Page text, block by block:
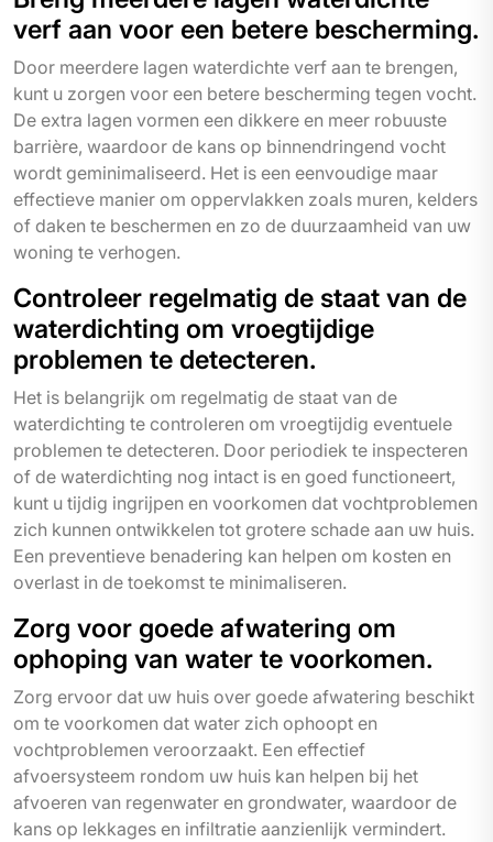
verf aan voor een betere bescherming.
Door meerdere lagen waterdichte verf aan te brengen,
kunt u zorgen voor een betere bescherming tegen vocht.
De extra lagen vormen een dikkere en meer robuuste
barrière, waardoor de kans op binnendringend vocht
wordt geminimaliseerd. Het is een eenvoudige maar
effectieve manier om oppervlakken zoals muren, kelders
of daken te beschermen en zo de duurzaamheid van uw
woning te verhogen.
Controleer regelmatig de staat van de
waterdichting om vroegtijdige
problemen te detecteren.
Het is belangrijk om regelmatig de staat van de
waterdichting te controleren om vroegtijdig eventuele
problemen te detecteren. Door periodiek te inspecteren
of de waterdichting nog intact is en goed functioneert,
kunt u tijdig ingrijpen en voorkomen dat vochtproblemen
zich kunnen ontwikkelen tot grotere schade aan uw huis.
Een preventieve benadering kan helpen om kosten en
overlast in de toekomst te minimaliseren.
Zorg voor goede afwatering om
ophoping van water te voorkomen.
Zorg ervoor dat uw huis over goede afwatering beschikt
om te voorkomen dat water zich ophoopt en
vochtproblemen veroorzaakt. Een effectief
afvoersysteem rondom uw huis kan helpen bij het
afvoeren van regenwater en grondwater, waardoor de
kans op lekkages en infiltratie aanzienlijk vermindert.